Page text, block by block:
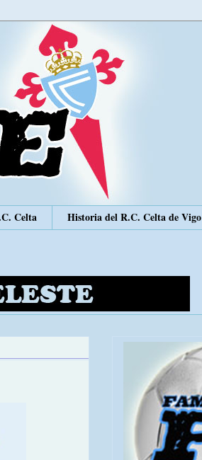
Celta
Historia del R.C. Celta de Vigo